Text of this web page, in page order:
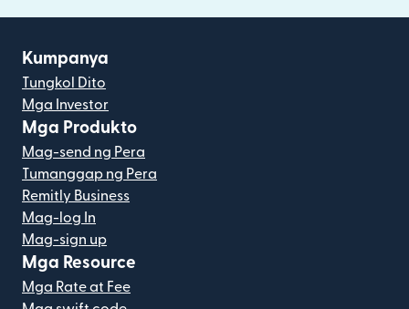
Kumpanya
Tungkol Dito
Mga Investor
Mga Produkto
Mag-send ng Pera
Tumanggap ng Pera
Remitly Business
Mag-log In
Mag-sign up
Mga Resource
Mga Rate at Fee